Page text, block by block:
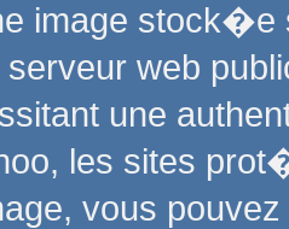
image
serveur web
une
les sites
vous